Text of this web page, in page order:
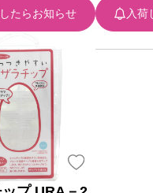
たらお知らせ 入荷